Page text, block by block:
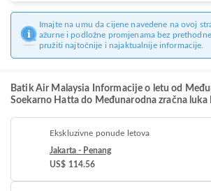
Imajte na umu da cijene navedene na ovoj
ažurne i podložne promjenama bez
pružiti najtočnije i najaktualnije informacije.
Batik Air Malaysia Informacije o letu od
Soekarno Hatta do Međunarodna zračna luka
Ekskluzivne ponude letova
Jakarta - Penang
US$ 114.56